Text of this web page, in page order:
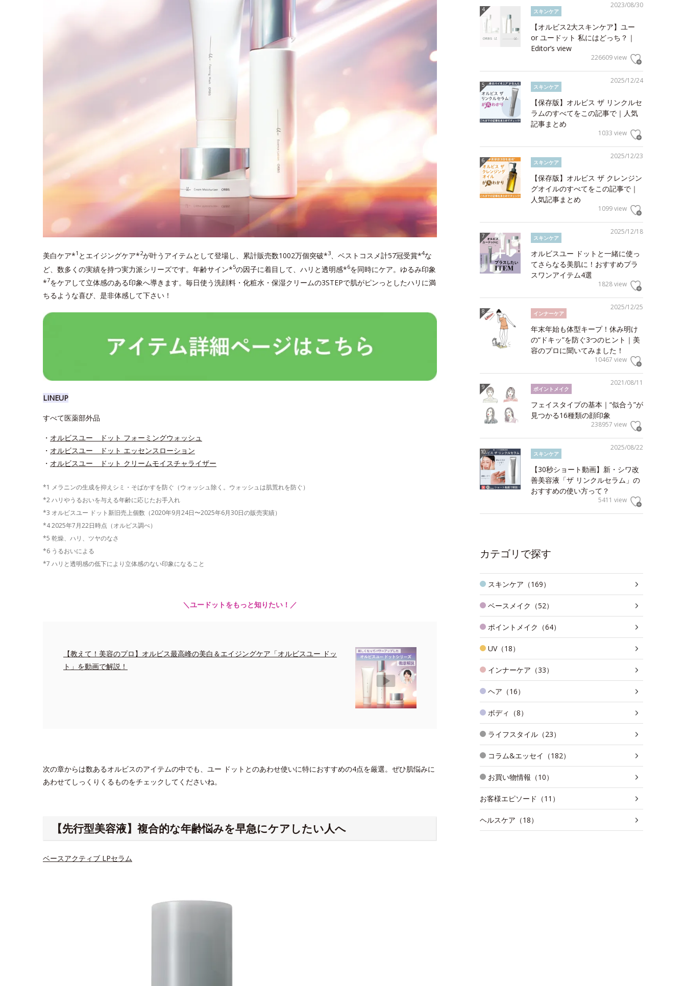
美白ケア*1 とエイジングケア*2が叶うアイテムとして登場し、累計販売数1002万個突破*3 、ベストコスメ計57冠受賞*4な
ど、数多くの実績を持つ実力派シリーズです。年齢サイン*5の因子に着目して、ハリと透明感*6を同時にケア。ゆるみ印象
*7をケアして立体感のある印象へ導きます。毎日使う洗顔料・化粧水・保湿クリームの3STEPで肌がピンっとしたハリに満
ちるような喜び、是非体感して下さい！
LINEUP
すべて医薬部外品
・ オルビスユー ドット フォーミングウォッシュ
・ オルビスユー ドット エッセンスローション
・ オルビスユー ドット クリームモイスチャライザー
*1 メラニンの生成を抑えシミ・そばかすを防ぐ（ウォッシュ除く。ウォッシュは肌荒れを防ぐ）
*2 ハリやうるおいを与える年齢に応じたお手入れ
*3 オルビスユー ドット新旧売上個数（2020年9月24日〜2025年6月30日の販売実績）
*4 2025年7月22日時点（オルビス調べ）
*5 乾燥、ハリ、ツヤのなさ
*6 うるおいによる
*7 ハリと透明感の低下により立体感のない印象になること
＼ユードットをもっと知りたい！／
【教えて！美容のプロ】オルビス最高峰の美白＆エイジングケア「オルビスユー ドッ
ト」を動画で解説！
次の章からは数あるオルビスのアイテムの中でも、ユー ドットとのあわせ使いに特におすすめの4点を厳選。ぜひ肌悩みに
あわせてしっくりくるものをチェックしてくださいね。
【先行型美容液】複合的な年齢悩みを早急にケアしたい人へ
ベースアクティブ LPセラム
2023/08/30
スキンケア
【オルビス2大スキンケア】ユー
or ユードット 私にはどっち？｜
Editor’s view
226609 view
2025/12/24
スキンケア
【保存版】オルビス ザ リンクルセ
ラムのすべてをこの記事で｜人気
記事まとめ
1033 view
2025/12/23
スキンケア
【保存版】オルビス ザ クレンジン
グオイルのすべてをこの記事で｜
人気記事まとめ
1099 view
2025/12/18
スキンケア
オルビスユー ドットと一緒に使っ
てさらなる美肌に！おすすめプラ
スワンアイテム4選
1828 view
2025/12/25
インナーケア
年末年始も体型キープ！休み明け
の“ドキッ”を防ぐ3つのヒント｜美
容のプロに聞いてみました！
10467 view
2021/08/11
ポイントメイク
フェイスタイプの基本｜“似合う”が
見つかる16種類の顔印象
238957 view
2025/08/22
スキンケア
【30秒ショート動画】新・シワ改
善美容液「ザ リンクルセラム」の
おすすめの使い方って？
5411 view
カテゴリで探す
スキンケア（169）
ベースメイク（52）
ポイントメイク（64）
UV（18）
インナーケア（33）
ヘア（16）
ボディ（8）
ライフスタイル（23）
コラム&エッセイ（182）
お買い物情報（10）
お客様エピソード（11）
ヘルスケア（18）